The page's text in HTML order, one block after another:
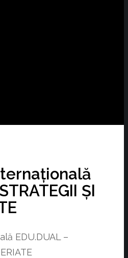
ȘI
EDU.DUAL –